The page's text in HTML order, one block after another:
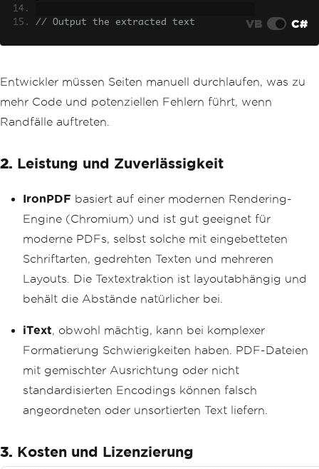
// Output the extracted text
VB C#
Entwickler müssen Seiten manuell durchlaufen, was zu
mehr Code und potenziellen Fehlern führt, wenn
Randfälle auftreten.
2. Leistung und Zuverlässigkeit
IronPDF basiert auf einer modernen Rendering-
Engine (Chromium) und ist gut geeignet für
moderne PDFs, selbst solche mit eingebetteten
Schriftarten, gedrehten Texten und mehreren
Layouts. Die Textextraktion ist layoutabhängig und
behält die Abstände natürlicher bei.
iText, obwohl mächtig, kann bei komplexer
Formatierung Schwierigkeiten haben. PDF-Dateien
mit gemischter Ausrichtung oder nicht
standardisierten Encodings können falsch
angeordneten oder unsortierten Text liefern.
3. Kosten und Lizenzierung